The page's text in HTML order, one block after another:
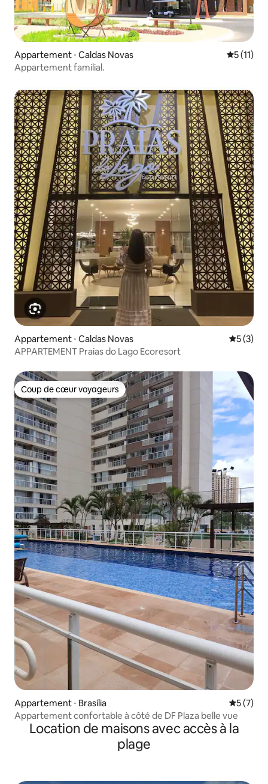
Appartement ⋅ Caldas Novas
5 (11)
Appartement familial.
Appartement ⋅ Caldas Novas
5 (3)
APPARTEMENT Praias do Lago Ecoresort
Coup de cœur voyageurs
Coup de cœur voyageurs
Appartement ⋅ Brasília
5 (7)
Appartement confortable à côté de DF Plaza belle vue
Location de maisons avec accès à la
plage